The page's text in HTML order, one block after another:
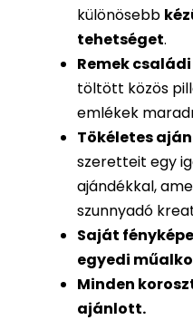
különösebb
tehetséget.
Remek
töltött közös
emlékek
Tökéletes
szeretteit egy
ajándékkal,
szunnyadó
Saját
egyedi
Minden
ajánlott.